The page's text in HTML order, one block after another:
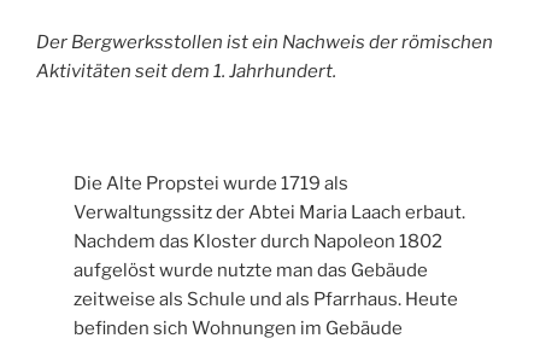
Der Bergwerksstollen ist ein Nachweis der römischen
Aktivitäten seit dem 1. Jahrhundert.
Die Alte Propstei wurde 1719 als
Verwaltungssitz der Abtei Maria Laach erbaut.
Nachdem das Kloster durch Napoleon 1802
aufgelöst wurde nutzte man das Gebäude
zeitweise als Schule und als Pfarrhaus. Heute
befinden sich Wohnungen im Gebäude